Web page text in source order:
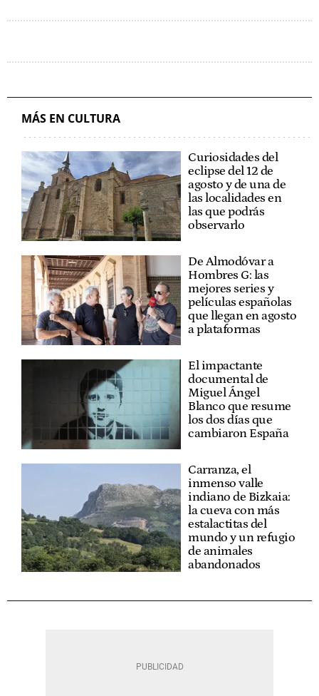
MÁS EN CULTURA
Curiosidades del
eclipse del 12 de
agosto y de una de
las localidades en
las que podrás
observarlo
De Almodóvar a
Hombres G: las
mejores series y
películas españolas
que llegan en agosto
a plataformas
El impactante
documental de
Miguel Ángel
Blanco que resume
los dos días que
cambiaron España
Carranza, el
inmenso valle
indiano de Bizkaia:
la cueva con más
estalactitas del
mundo y un refugio
de animales
abandonados